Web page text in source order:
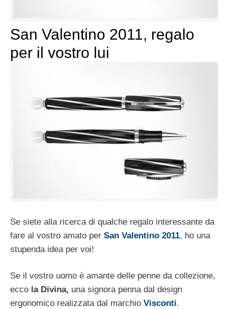
San Valentino 2011, regalo
per il vostro lui
Se siete alla ricerca di qualche regalo interessante da
fare al vostro amato per San Valentino 2011, ho una
stupenda idea per voi!
Se il vostro uomo è amante delle penne da collezione,
ecco la Divina, una signora penna dal design
ergonomico realizzata dal marchio Visconti.